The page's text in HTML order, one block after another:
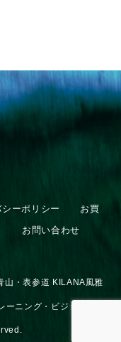
ーポリシー
お買
お問い合わせ
山・表参道 KILANA風雅
ニング・ビジョンセッ